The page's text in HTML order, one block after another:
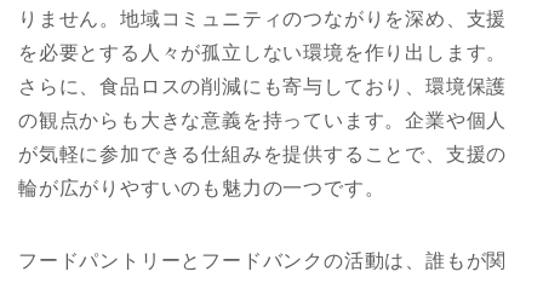
りません。地域コミュニティのつながりを深め、支援
を必要とする人々が孤立しない環境を作り出します。
さらに、食品ロスの削減にも寄与しており、環境保護
の観点からも大きな意義を持っています。企業や個人
が気軽に参加できる仕組みを提供することで、支援の
輪が広がりやすいのも魅力の一つです。
フードパントリーとフードバンクの活動は、誰もが関